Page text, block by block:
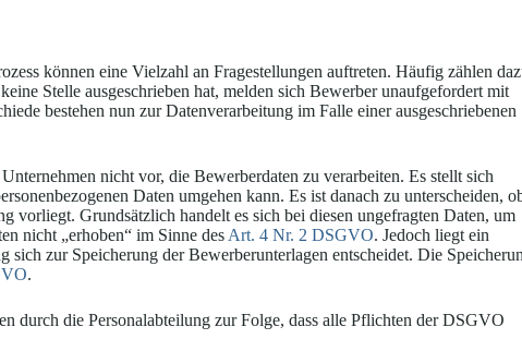
können eine Vielzahl an Fragestellungen auftreten. Häufig zählen
Stelle ausgeschrieben hat, melden sich Bewerber unaufgefordert mit
bestehen nun zur Datenverarbeitung im Falle einer ausgeschriebenen
nicht vor, die Bewerberdaten zu verarbeiten. Es stellt sich
Daten umgehen kann. Es ist danach zu unterscheiden,
vorliegt. Grundsätzlich handelt es sich bei diesen ungefragten Daten, um
nicht „erhoben“ im Sinne des Art. 4 Nr. 2 DSGVO. Jedoch liegt ein
sich zur Speicherung der Bewerberunterlagen entscheidet. Die
.
durch die Personalabteilung zur Folge, dass alle Pflichten der DSGVO